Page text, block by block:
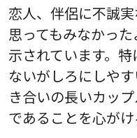
恋人、伴侶に不誠
思ってもみなかっ
示されています。
ないがしろにしや
き合いの長いカッ
であることを心がけ